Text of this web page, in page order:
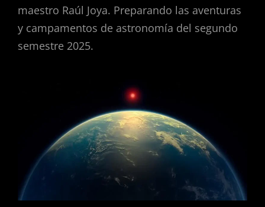
maestro Raúl Joya. Preparando las aventuras
y campamentos de astronomía del segundo
semestre 2025.